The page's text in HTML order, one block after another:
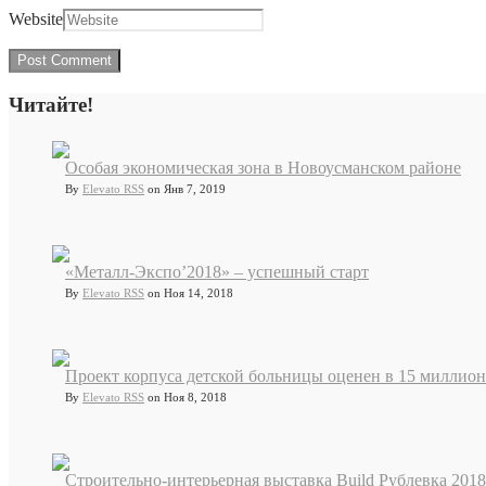
Website
Читайте!
Особая экономическая зона в Новоусманском районе
By Elevato RSS on Янв 7, 2019
«Металл-Экспо’2018» – успешный старт
By Elevato RSS on Ноя 14, 2018
Проект корпуса детской больницы оценен в 15
By Elevato RSS on Ноя 8, 2018
Cтроительно-интерьерная выставка Build Рублевка 2018